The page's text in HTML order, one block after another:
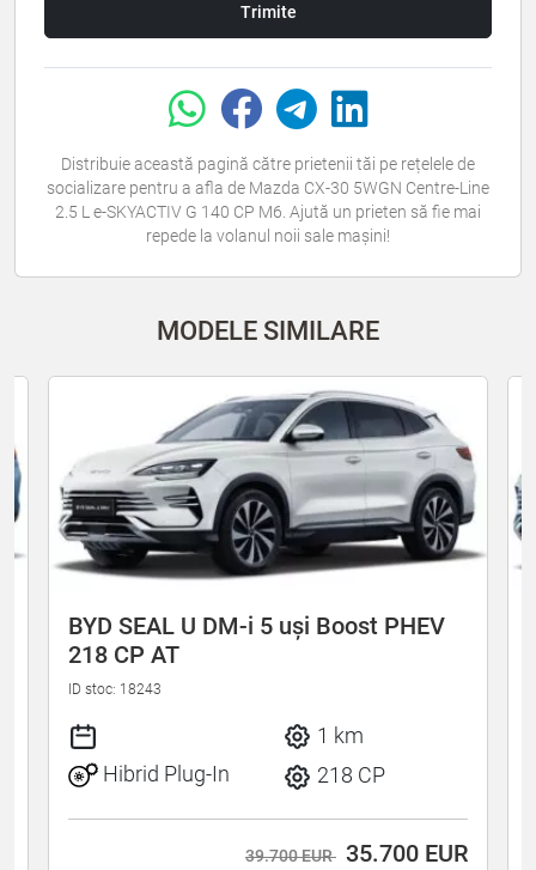
Trimite
Distribuie această pagină către prietenii tăi pe rețelele de
socializare pentru a afla de Mazda CX-30 5WGN Centre-Line
2.5 L e-SKYACTIV G 140 CP M6. Ajută un prieten să fie mai
repede la volanul noii sale mașini!
MODELE SIMILARE
BYD SEAL U DM-i 5 uși Boost PHEV
218 CP AT
ID stoc: 18243
1 km
Hibrid Plug-In
218 CP
39.700 EUR 35.700 EUR